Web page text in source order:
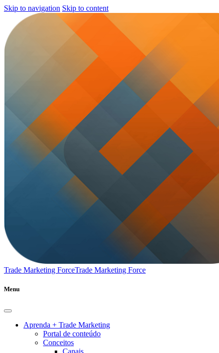
Skip to navigation Skip to content
Trade Marketing ForceTrade Marketing Force
Menu
Aprenda + Trade Marketing
Portal de conteúdo
Conceitos